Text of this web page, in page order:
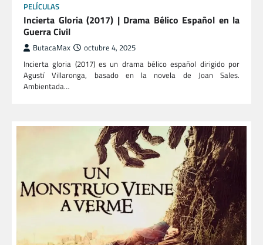
PELÍCULAS
Incierta Gloria (2017) | Drama Bélico Español en la
Guerra Civil
ButacaMax octubre 4, 2025
Incierta gloria (2017) es un drama bélico español dirigido por
Agustí Villaronga, basado en la novela de Joan Sales.
Ambientada…